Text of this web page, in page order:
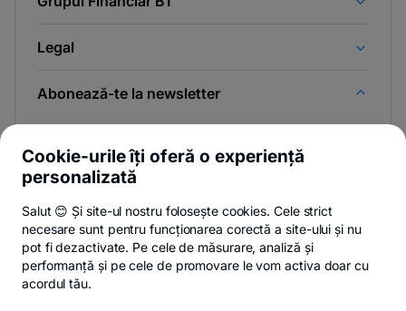
Legal
Abonează-te la newsletter
Poți renunța oricând,vezi detalii-
opens
in
a
.
Privacy Hub - opens in a new tab
Politica de confidențialitate- opens in a new
Politica de cookies
Cookie-urile îți oferă o experiență
personalizată
Salut 😊 Și site-ul nostru folosește cookies. Cele strict
necesare sunt pentru funcționarea corectă a site-ului și nu
pot fi dezactivate. Pe cele de măsurare, analiză și
performanță și pe cele de promovare le vom activa doar cu
acordul tău.